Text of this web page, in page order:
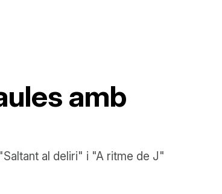
amb
al deliri" i "A ritme de J"